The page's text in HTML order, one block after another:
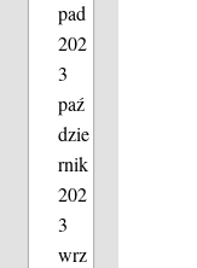
pad
202
3
paź
dzie
rnik
202
3
wrz